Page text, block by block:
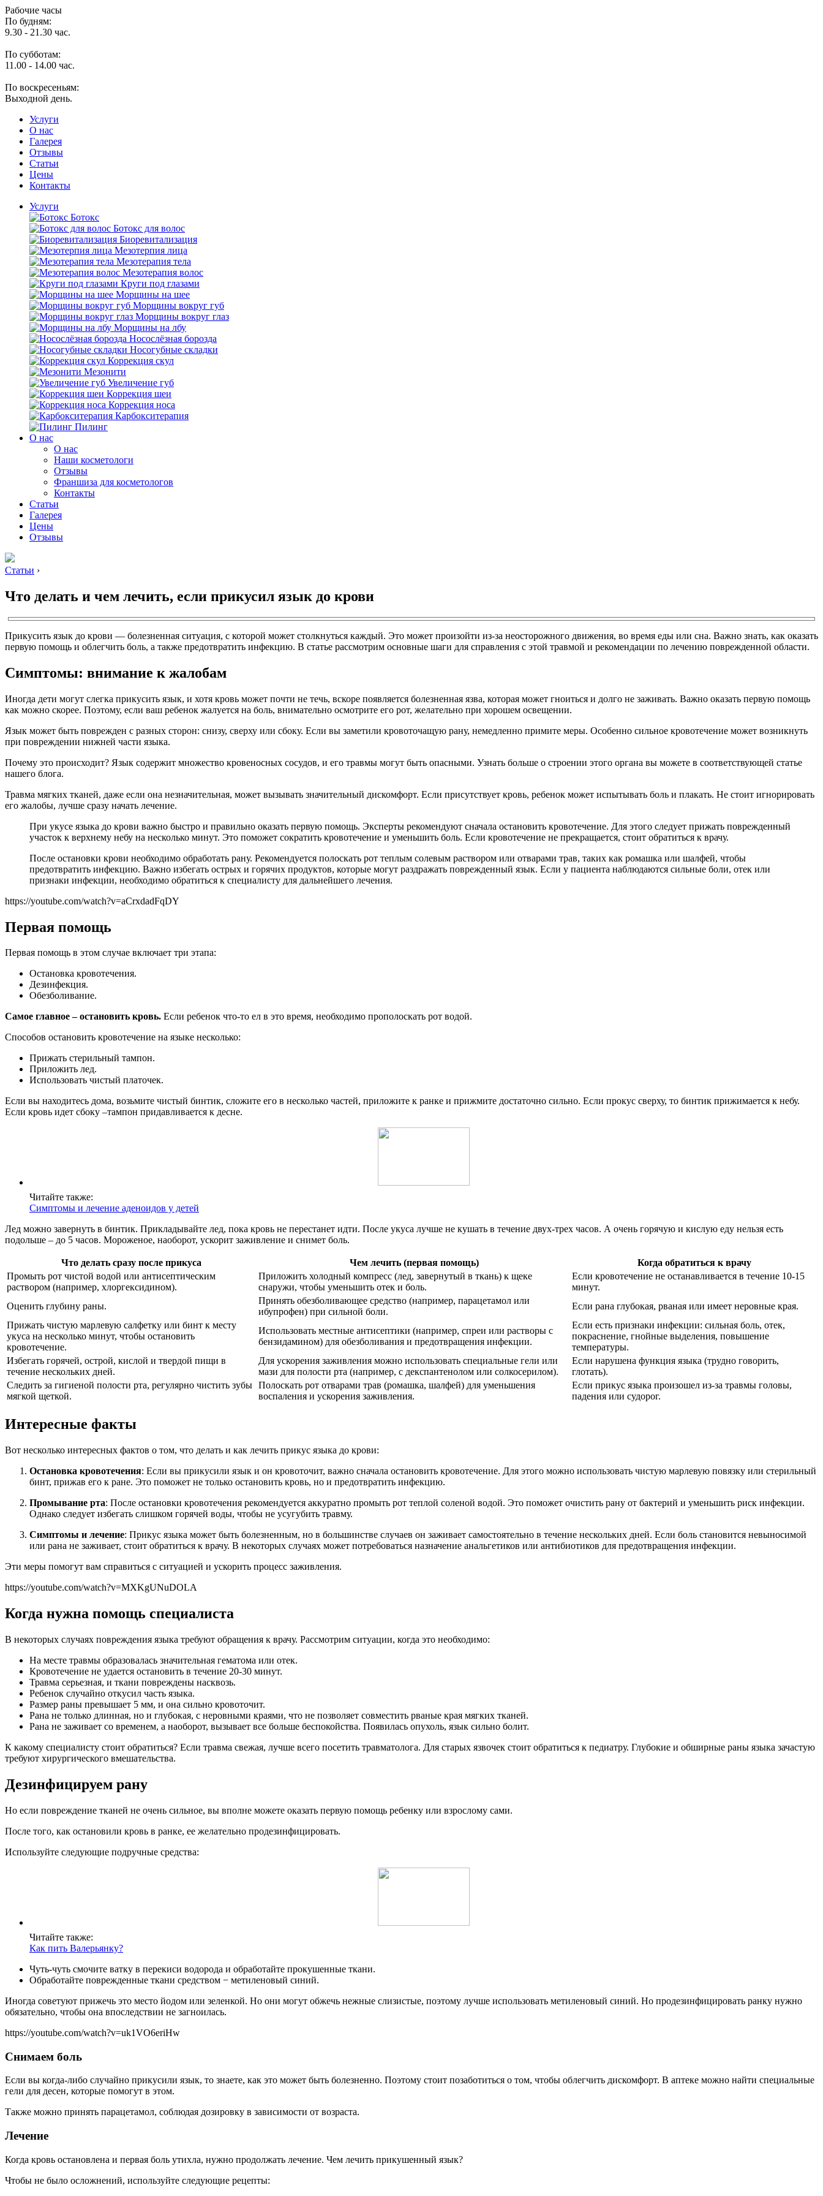
Рабочие часы
По будням:
9.30 - 21.30 час.
По субботам:
11.00 - 14.00 час.
По воскресеньям:
Выходной день.
Услуги
O нас
Галерея
Отзывы
Статьи
Цены
Контакты
Услуги
Ботокс
Ботокс для волос
Биоревитализация
Мезотерпия лица
Мезотерапия тела
Мезотерапия волос
Круги под глазами
Морщины на шее
Морщины вокруг губ
Морщины вокруг глаз
Морщины на лбу
Носослёзная борозда
Носогубные складки
Коррекция скул
Мезонити
Увеличение губ
Коррекция шеи
Коррекция носа
Карбокситерапия
Пилинг
O нас
O нас
Наши косметологи
Отзывы
Франшиза для косметологов
Контакты
Статьи
Галерея
Цены
Отзывы
Статьи ›
Что делать и чем лечить, если прикусил язык до крови
Прикусить язык до крови — болезненная ситуация, с которой может столкнуться каждый. Это может произойти из-за неосторожного движения, во время еды или сна. Важно знать, как оказать
первую помощь и облегчить боль, а также предотвратить инфекцию. В статье рассмотрим основные шаги для справления с этой травмой и рекомендации по лечению поврежденной области.
Симптомы: внимание к жалобам
Иногда дети могут слегка прикусить язык, и хотя кровь может почти не течь, вскоре появляется болезненная язва, которая может гноиться и долго не заживать. Важно оказать первую помощь
как можно скорее. Поэтому, если ваш ребенок жалуется на боль, внимательно осмотрите его рот, желательно при хорошем освещении.
Язык может быть поврежден с разных сторон: снизу, сверху или сбоку. Если вы заметили кровоточащую рану, немедленно примите меры. Особенно сильное кровотечение может возникнуть
при повреждении нижней части языка.
Почему это происходит? Язык содержит множество кровеносных сосудов, и его травмы могут быть опасными. Узнать больше о строении этого органа вы можете в соответствующей статье
нашего блога.
Травма мягких тканей, даже если она незначительная, может вызывать значительный дискомфорт. Если присутствует кровь, ребенок может испытывать боль и плакать. Не стоит игнорировать
его жалобы, лучше сразу начать лечение.
При укусе языка до крови важно быстро и правильно оказать первую помощь. Эксперты рекомендуют сначала остановить кровотечение. Для этого следует прижать поврежденный
участок к верхнему небу на несколько минут. Это поможет сократить кровотечение и уменьшить боль. Если кровотечение не прекращается, стоит обратиться к врачу.
После остановки крови необходимо обработать рану. Рекомендуется полоскать рот теплым солевым раствором или отварами трав, таких как ромашка или шалфей, чтобы
предотвратить инфекцию. Важно избегать острых и горячих продуктов, которые могут раздражать поврежденный язык. Если у пациента наблюдаются сильные боли, отек или
признаки инфекции, необходимо обратиться к специалисту для дальнейшего лечения.
https://youtube.com/watch?v=aCrxdadFqDY
Первая помощь
Первая помощь в этом случае включает три этапа:
Остановка кровотечения.
Дезинфекция.
Обезболивание.
Самое главное – остановить кровь. Если ребенок что-то ел в это время, необходимо прополоскать рот водой.
Способов остановить кровотечение на языке несколько:
Прижать стерильный тампон.
Приложить лед.
Использовать чистый платочек.
Если вы находитесь дома, возьмите чистый бинтик, сложите его в несколько частей, приложите к ранке и прижмите достаточно сильно. Если прокус сверху, то бинтик прижимается к небу.
Если кровь идет сбоку –тампон придавливается к десне.
Читайте также:
Симптомы и лечение аденоидов у детей
Лед можно завернуть в бинтик. Прикладывайте лед, пока кровь не перестанет идти. После укуса лучше не кушать в течение двух-трех часов. А очень горячую и кислую еду нельзя есть
подольше – до 5 часов. Мороженое, наоборот, ускорит заживление и снимет боль.
Что делать сразу после прикуса Чем лечить (первая помощь)
Когда обратиться к врачу
Промыть рот чистой водой или антисептическим
раствором (например, хлоргексидином).
Приложить холодный компресс (лед, завернутый в ткань) к щеке
снаружи, чтобы уменьшить отек и боль.
Если кровотечение не останавливается в течение 10-15
минут.
Оценить глубину раны.
Принять обезболивающее средство (например, парацетамол или
ибупрофен) при сильной боли.
Если рана глубокая, рваная или имеет неровные края.
Прижать чистую марлевую салфетку или бинт к месту
укуса на несколько минут, чтобы остановить
кровотечение.
Использовать местные антисептики (например, спреи или растворы с
бензидамином) для обезболивания и предотвращения инфекции.
Если есть признаки инфекции: сильная боль, отек,
покраснение, гнойные выделения, повышение
температуры.
Избегать горячей, острой, кислой и твердой пищи в
течение нескольких дней.
Для ускорения заживления можно использовать специальные гели или
мази для полости рта (например, с декспантенолом или солкосерилом).
Если нарушена функция языка (трудно говорить,
глотать).
Следить за гигиеной полости рта, регулярно чистить зубы
мягкой щеткой.
Полоскать рот отварами трав (ромашка, шалфей) для уменьшения
воспаления и ускорения заживления.
Если прикус языка произошел из-за травмы головы,
падения или судорог.
Интересные факты
Вот несколько интересных фактов о том, что делать и как лечить прикус языка до крови:
Остановка кровотечения: Если вы прикусили язык и он кровоточит, важно сначала остановить кровотечение. Для этого можно использовать чистую марлевую повязку или стерильный
бинт, прижав его к ране. Это поможет не только остановить кровь, но и предотвратить инфекцию.
Промывание рта: После остановки кровотечения рекомендуется аккуратно промыть рот теплой соленой водой. Это поможет очистить рану от бактерий и уменьшить риск инфекции.
Однако следует избегать слишком горячей воды, чтобы не усугубить травму.
Симптомы и лечение: Прикус языка может быть болезненным, но в большинстве случаев он заживает самостоятельно в течение нескольких дней. Если боль становится невыносимой
или рана не заживает, стоит обратиться к врачу. В некоторых случаях может потребоваться назначение анальгетиков или антибиотиков для предотвращения инфекции.
Эти меры помогут вам справиться с ситуацией и ускорить процесс заживления.
https://youtube.com/watch?v=MXKgUNuDOLA
Когда нужна помощь специалиста
В некоторых случаях повреждения языка требуют обращения к врачу. Рассмотрим ситуации, когда это необходимо:
На месте травмы образовалась значительная гематома или отек.
Кровотечение не удается остановить в течение 20-30 минут.
Травма серьезная, и ткани повреждены насквозь.
Ребенок случайно откусил часть языка.
Размер раны превышает 5 мм, и она сильно кровоточит.
Рана не только длинная, но и глубокая, с неровными краями, что не позволяет совместить рваные края мягких тканей.
Рана не заживает со временем, а наоборот, вызывает все больше беспокойства. Появилась опухоль, язык сильно болит.
К какому специалисту стоит обратиться? Если травма свежая, лучше всего посетить травматолога. Для старых язвочек стоит обратиться к педиатру. Глубокие и обширные раны языка зачастую
требуют хирургического вмешательства.
Дезинфицируем рану
Но если повреждение тканей не очень сильное, вы вполне можете оказать первую помощь ребенку или взрослому сами.
После того, как остановили кровь в ранке, ее желательно продезинфицировать.
Используйте следующие подручные средства:
Читайте также:
Как пить Валерьянку?
Чуть-чуть смочите ватку в перекиси водорода и обработайте прокушенные ткани.
Обработайте поврежденные ткани средством − метиленовый синий.
Иногда советуют прижечь это место йодом или зеленкой. Но они могут обжечь нежные слизистые, поэтому лучше использовать метиленовый синий. Но продезинфицировать ранку нужно
обязательно, чтобы она впоследствии не загноилась.
https://youtube.com/watch?v=uk1VO6eriHw
Снимаем боль
Если вы когда-либо случайно прикусили язык, то знаете, как это может быть болезненно. Поэтому стоит позаботиться о том, чтобы облегчить дискомфорт. В аптеке можно найти специальные
гели для десен, которые помогут в этом.
Также можно принять парацетамол, соблюдая дозировку в зависимости от возраста.
Лечение
Когда кровь остановлена и первая боль утихла, нужно продолжать лечение. Чем лечить прикушенный язык?
Чтобы не было осложнений, используйте следующие рецепты: